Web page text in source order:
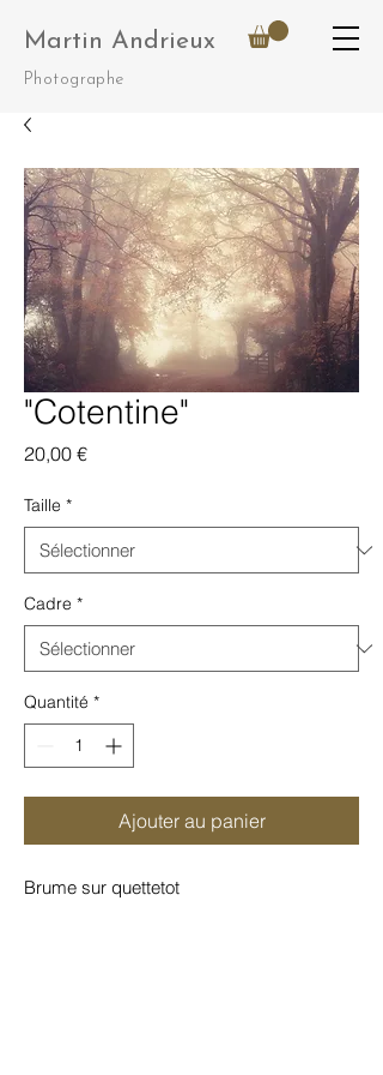
Martin Andrieux
Photographe
"Cotentine"
20,00 €Prix
Taille *
Cadre *
Quantité *
Ajouter au panier
Brume sur quettetot